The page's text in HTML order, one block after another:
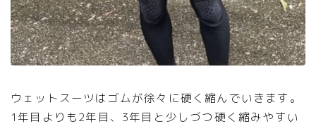
ウェットスーツはゴムが徐々に硬く縮んでいきます。
1年目よりも2年目、3年目と少しづつ硬く縮みやすい